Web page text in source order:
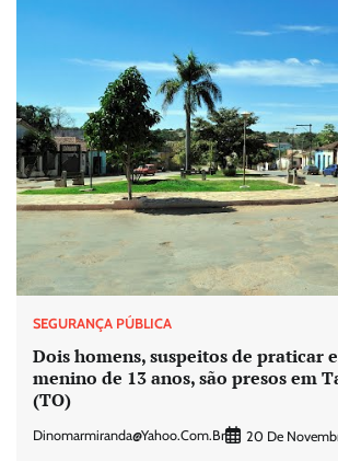
SEGURANÇA PÚBLICA
Dois homens, suspeitos de praticar
menino de 13 anos, são presos em
(TO)
Dinomarmiranda@yahoo.com.br 20 De